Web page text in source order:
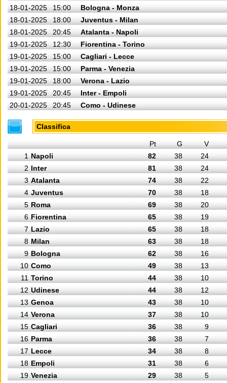
18-01-2025
15:00
Bologna - Monza
18-01-2025
18:00
Juventus - Milan
18-01-2025
20:45
Atalanta - Napoli
19-01-2025
12:30
Fiorentina - Torino
19-01-2025
15:00
Cagliari - Lecce
19-01-2025
15:00
Parma - Venezia
19-01-2025
18:00
Verona - Lazio
19-01-2025
20:45
Inter - Empoli
20-01-2025
20:45 Como - Udinese
Classifica
Pt G
V
1 Napoli 82 38
24
2 Inter 81 38
24
3 Atalanta 74 38
22
4 Juventus 70 38
18
5 Roma 69 38
20
6 Fiorentina 65 38
19
7 Lazio 65 38
18
8 Milan 63 38
18
9 Bologna 62 38
16
10 Como 49 38
13
11 Torino 44 38
10
12 Udinese 44 38
12
13 Genoa 43 38
10
14 Verona 37 38
10
15 Cagliari 36 38
9
16 Parma 36 38
7
17 Lecce 34 38
8
18 Empoli 31 38
6
19 Venezia 29 38
5